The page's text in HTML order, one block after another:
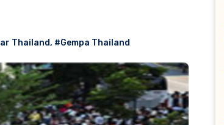
Thailand, #Gempa Thailand